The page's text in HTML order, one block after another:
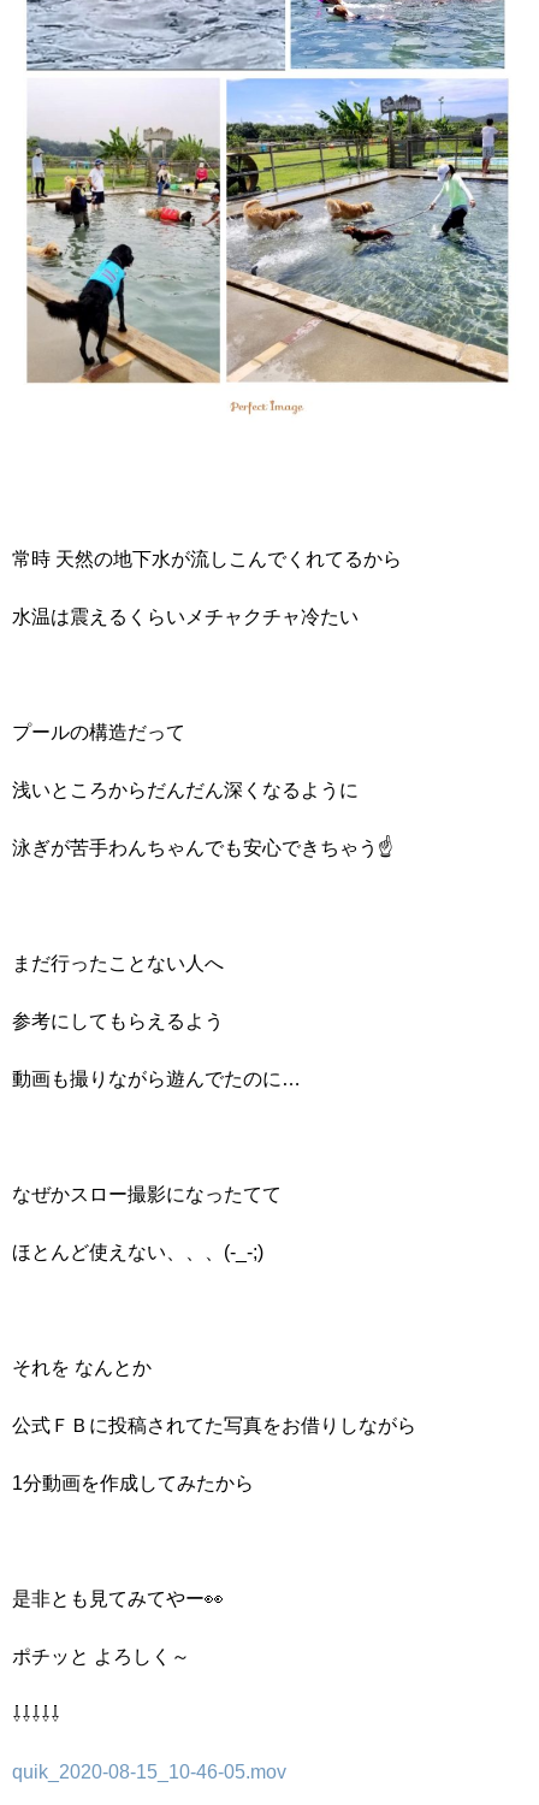
常時 天然の地下水が流しこんでくれてるから
水温は震えるくらいメチャクチャ冷たい
プールの構造だって
浅いところからだんだん深くなるように
泳ぎが苦手わんちゃんでも安心できちゃう☝
まだ行ったことない人へ
参考にしてもらえるよう
動画も撮りながら遊んでたのに…
なぜかスロー撮影になったてて
ほとんど使えない、、、(-_-;)
それを なんとか
公式ＦＢに投稿されてた写真をお借りしながら
1分動画を作成してみたから
是非とも見てみてやー👀
ポチッと よろしく～
⇩⇩⇩⇩⇩
quik_2020-08-15_10-46-05.mov